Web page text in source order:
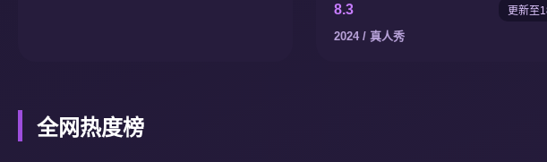
8.3 更新至
2024 / 真人秀
全网热度榜